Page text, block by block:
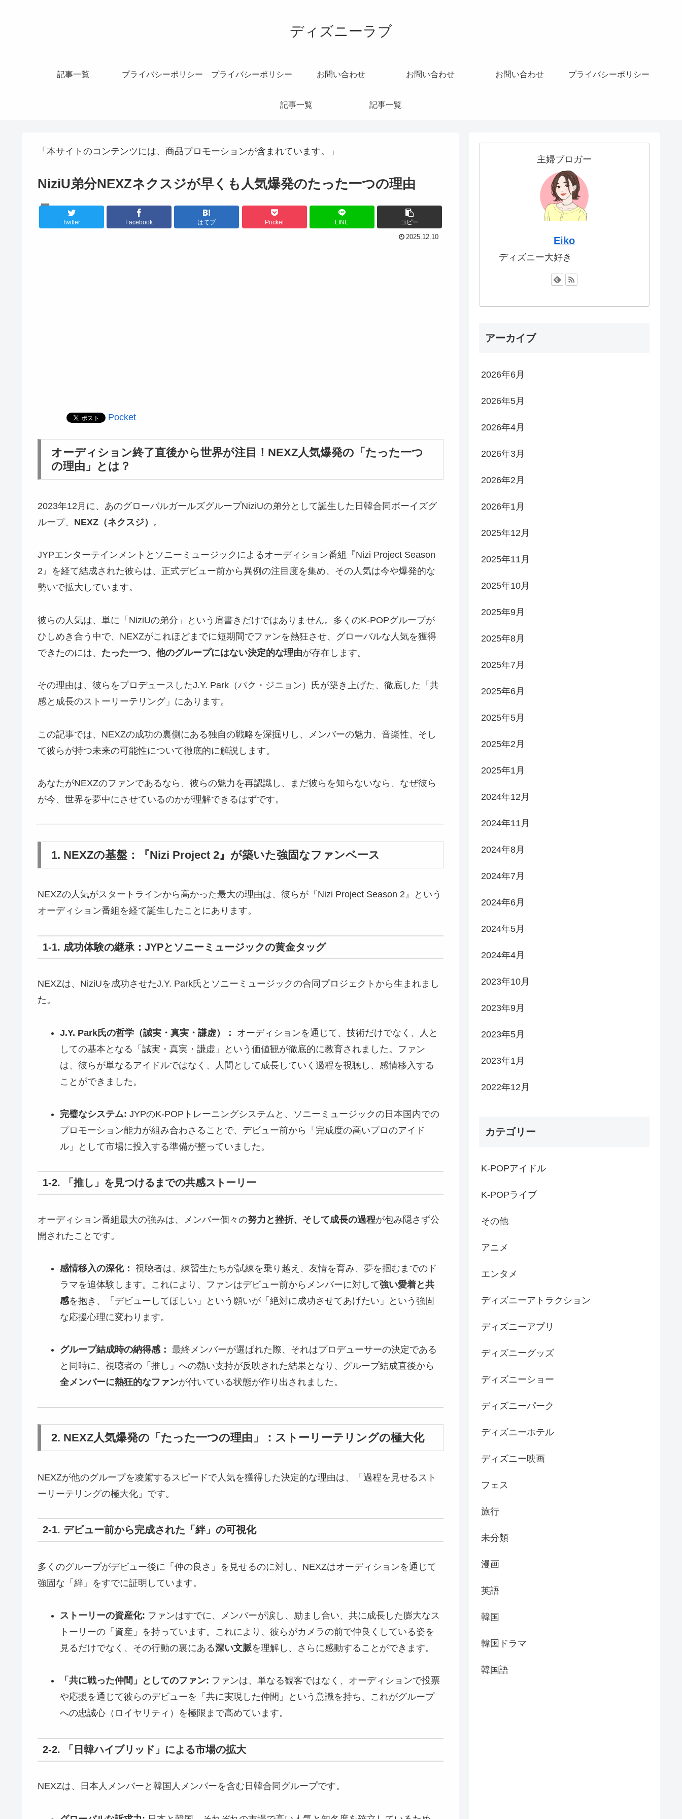
ディズニーラブ
記事一覧 プライバシーポリシー プライバシーポリシー お問い合わせ お問い合わせ お問い合わせ プライバシーポリシー
記事一覧 記事一覧
「本サイトのコンテンツには、商品プロモーションが含まれています。」
NiziU弟分NEXZネクスジが早くも人気爆発のたった一つの理由
K-POPアイドル
Twitter Facebook はてブ Pocket LINE コピー
2025.12.10
Pocket
オーディション終了直後から世界が注目！NEXZ人気爆発の「たった一つ
の理由」とは？
2023年12月に、あのグローバルガールズグループNiziUの弟分として誕生した日韓合同ボーイズグ
ループ、 NEXZ（ネクスジ） 。
JYPエンターテインメントとソニーミュージックによるオーディション番組『Nizi Project Season
2』を経て結成された彼らは、正式デビュー前から異例の注目度を集め、その人気は今や爆発的な
勢いで拡大しています。
彼らの人気は、単に「NiziUの弟分」という肩書きだけではありません。多くのK-POPグループが
ひしめき合う中で、NEXZがこれほどまでに短期間でファンを熱狂させ、グローバルな人気を獲得
できたのには、 たった一つ、他のグループにはない決定的な理由が存在します。
その理由は、彼らをプロデュースしたJ.Y. Park（パク・ジニョン）氏が築き上げた、徹底した「共
感と成長のストーリーテリング」にあります。
この記事では、NEXZの成功の裏側にある独自の戦略を深掘りし、メンバーの魅力、音楽性、そし
て彼らが持つ未来の可能性について徹底的に解説します。
あなたがNEXZのファンであるなら、彼らの魅力を再認識し、まだ彼らを知らないなら、なぜ彼ら
が今、世界を夢中にさせているのかが理解できるはずです。
1. NEXZの基盤：『Nizi Project 2』が築いた強固なファンベース
NEXZの人気がスタートラインから高かった最大の理由は、彼らが『Nizi Project Season 2』という
オーディション番組を経て誕生したことにあります。
1-1. 成功体験の継承：JYPとソニーミュージックの黄金タッグ
NEXZは、NiziUを成功させたJ.Y. Park氏とソニーミュージックの合同プロジェクトから生まれまし
た。
J.Y. Park氏の哲学（誠実・真実・謙虚）：
オーディションを通じて、技術だけでなく、人と
しての基本となる「誠実・真実・謙虚」という価値観が徹底的に教育されました。ファン
は、彼らが単なるアイドルではなく、人間として成長していく過程を視聴し、感情移入する
ことができました。
完璧なシステム: JYPのK-POPトレーニングシステムと、ソニーミュージックの日本国内での
プロモーション能力が組み合わさることで、デビュー前から「完成度の高いプロのアイド
ル」として市場に投入する準備が整っていました。
1-2. 「推し」を見つけるまでの共感ストーリー
オーディション番組最大の強みは、メンバー個々の努力と挫折、そして成長の過程が包み隠さず公
開されたことです。
感情移入の深化： 視聴者は、練習生たちが試練を乗り越え、友情を育み、夢を掴むまでのド
ラマを追体験します。これにより、ファンはデビュー前からメンバーに対して強い愛着と共
感を抱き、「デビューしてほしい」という願いが「絶対に成功させてあげたい」という強固
な応援心理に変わります。
グループ結成時の納得感： 最終メンバーが選ばれた際、それはプロデューサーの決定である
と同時に、視聴者の「推し」への熱い支持が反映された結果となり、グループ結成直後から
全メンバーに熱狂的なファンが付いている状態が作り出されました。
2. NEXZ人気爆発の「たった一つの理由」：ストーリーテリングの極大化
NEXZが他のグループを凌駕するスピードで人気を獲得した決定的な理由は、「過程を見せるスト
ーリーテリングの極大化」です。
2-1. デビュー前から完成された「絆」の可視化
多くのグループがデビュー後に「仲の良さ」を見せるのに対し、NEXZはオーディションを通じて
強固な「絆」をすでに証明しています。
ストーリーの資産化: ファンはすでに、メンバーが涙し、励まし合い、共に成長した膨大なス
トーリーの「資産」を持っています。これにより、彼らがカメラの前で仲良くしている姿を
見るだけでなく、その行動の裏にある深い文脈を理解し、さらに感動することができます。
「共に戦った仲間」としてのファン: ファンは、単なる観客ではなく、オーディションで投票
や応援を通じて彼らのデビューを「共に実現した仲間」という意識を持ち、これがグループ
への忠誠心（ロイヤリティ）を極限まで高めています。
2-2. 「日韓ハイブリッド」による市場の拡大
NEXZは、日本人メンバーと韓国人メンバーを含む日韓合同グループです。
主婦ブロガー
Eiko
ディズニー大好き
アーカイブ
2026年6月
2026年5月
2026年4月
2026年3月
2026年2月
2026年1月
2025年12月
2025年11月
2025年10月
2025年9月
2025年8月
2025年7月
2025年6月
2025年5月
2025年2月
2025年1月
2024年12月
2024年11月
2024年8月
2024年7月
2024年6月
2024年5月
2024年4月
2023年10月
2023年9月
2023年5月
2023年1月
2022年12月
カテゴリー
K-POPアイドル
K-POPライブ
その他
アニメ
エンタメ
ディズニーアトラクション
ディズニーアプリ
ディズニーグッズ
ディズニーショー
ディズニーパーク
ディズニーホテル
ディズニー映画
フェス
旅行
未分類
漫画
英語
韓国
韓国ドラマ
韓国語